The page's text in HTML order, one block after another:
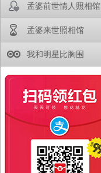
孟婆前世情人照相馆
孟婆来世照相馆
我和明星比胸围